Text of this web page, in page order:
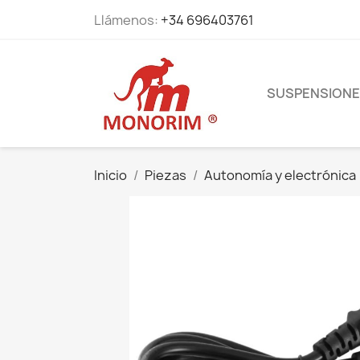
Llámenos: +34 696403761
Inicio Piezas Autonomía y electrónica